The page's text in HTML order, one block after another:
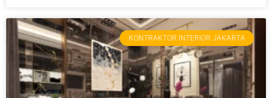
KONTRAKTOR INTERIOR JAKARTA